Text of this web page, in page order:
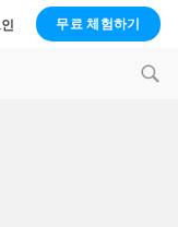
무료 체험하기